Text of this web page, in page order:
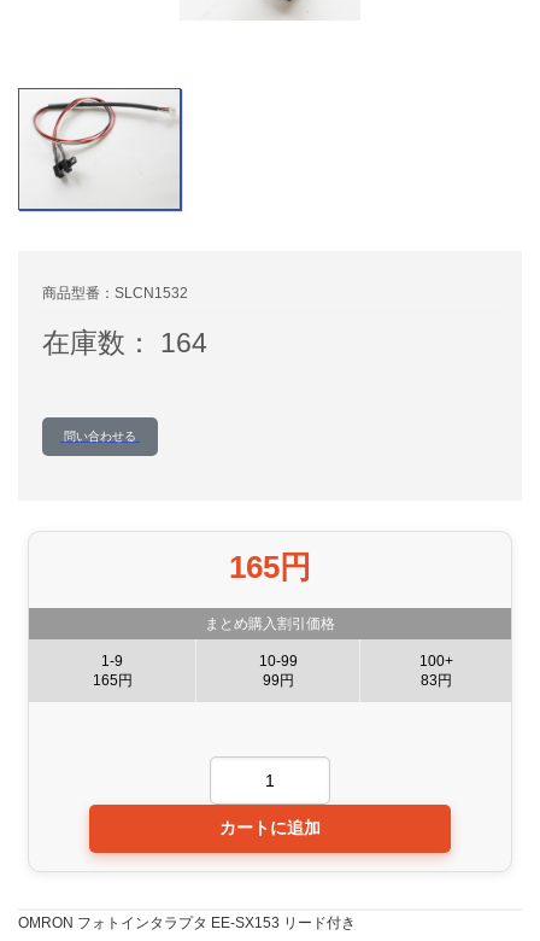
商品型番：SLCN1532
在庫数： 164
問い合わせる
165円
まとめ購入割引価格
1-9
165円
10-99
99円
100+
83円
OMRON フォトインタラプタ EE-SX153 リード付き